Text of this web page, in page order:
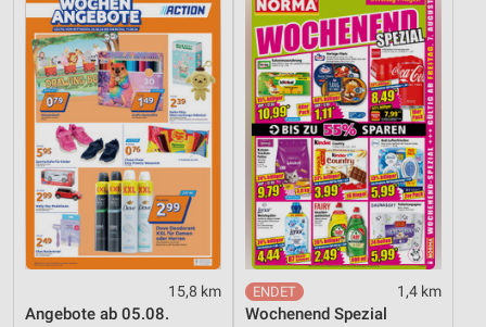
15,8 km
Angebote ab 05.08.
1,4 km
Wochenend Spezial